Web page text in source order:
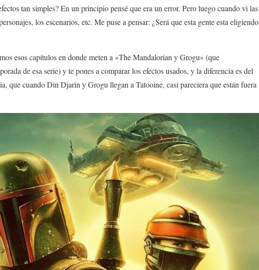
tan simples? En un principio pensé que era un error. Pero luego cuando vi las
los escenarios, etc. Me puse a pensar: ¿Será que esta gente esta eligiendo
esos capítulos en donde meten a «The Mandalorian y Grogu» (que
de esa serie) y te pones a comparar los efectos usados, y la diferencia es del
que cuando Din Djarin y Grogu llegan a Tatooine, casi pareciera que están fuera